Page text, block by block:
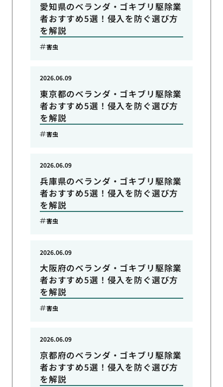
愛知県のベランダ・ゴキブリ駆除業
者おすすめ5選！侵入を防ぐ選び方
を解説
害虫
東京都のベランダ・ゴキブリ駆除業
者おすすめ5選！侵入を防ぐ選び方
を解説
2026.06.09
害虫
兵庫県のベランダ・ゴキブリ駆除業
者おすすめ5選！侵入を防ぐ選び方
を解説
2026.06.09
害虫
大阪府のベランダ・ゴキブリ駆除業
者おすすめ5選！侵入を防ぐ選び方
を解説
2026.06.09
害虫
京都府のベランダ・ゴキブリ駆除業
者おすすめ5選！侵入を防ぐ選び方
を解説
2026.06.09